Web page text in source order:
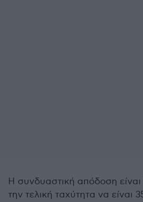
Η συνδυαστική απόδοση είναι
την τελική ταχύτητα να είναι